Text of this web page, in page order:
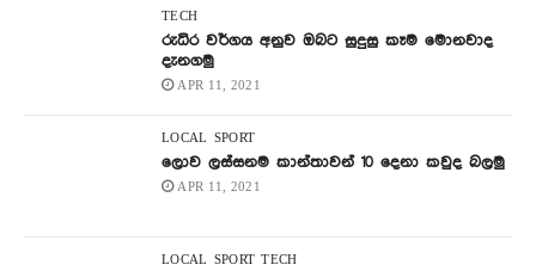
TECH
රුධිර වර්ගය අනුව ඔබට සුදුසු කෑම මොනවාද
දැනගමු
APR 11, 2021
LOCAL SPORT
ලොව ලස්සනම කාන්තාවන් 10 දෙනා කවුද බලමු
APR 11, 2021
LOCAL SPORT TECH